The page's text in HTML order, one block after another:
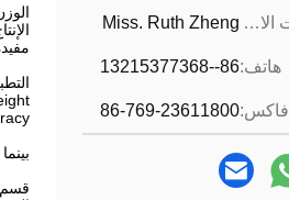
جهات الاتصال: Miss. Ruth Zheng
هاتف:86--13215377368
فاكس:86-769-23611800
قسم